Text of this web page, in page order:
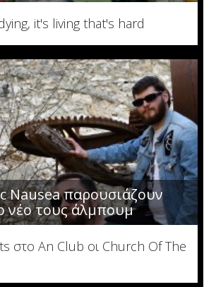
it's living that's hard
Nausea παρουσιάζουν
νέο τους άλμπουμ
στο An Club οι Church Of The